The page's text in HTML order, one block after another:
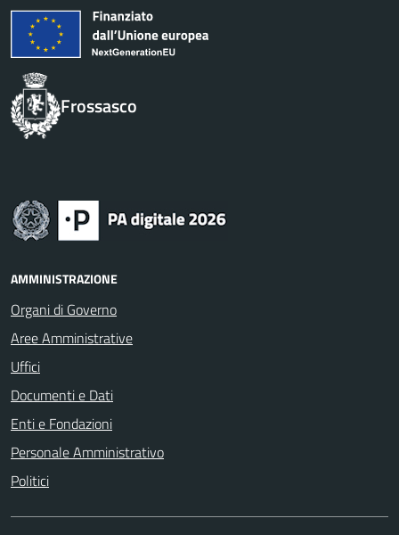
Frossasco
AMMINISTRAZIONE
Organi di Governo
Aree Amministrative
Uffici
Documenti e Dati
Enti e Fondazioni
Personale Amministrativo
Politici